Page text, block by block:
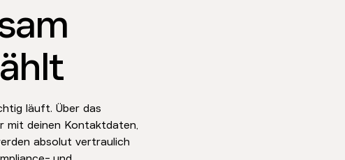
läuft. Über das
mit deinen Kontaktdaten,
absolut vertraulich